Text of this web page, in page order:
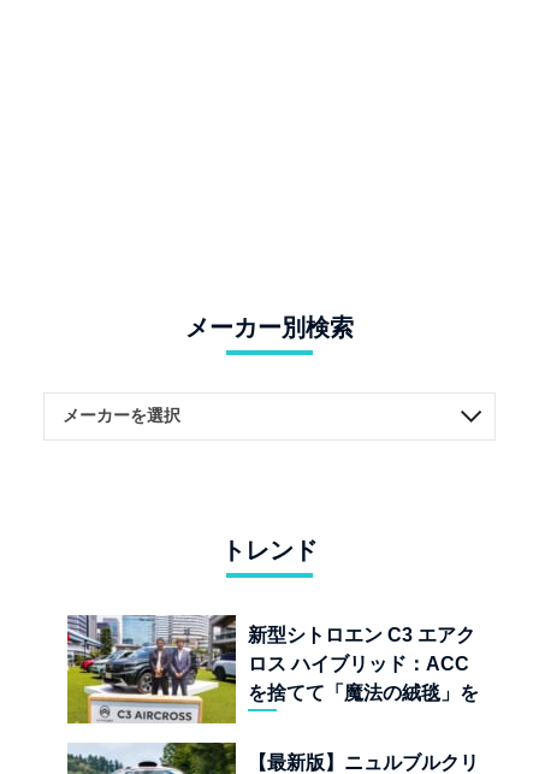
メーカー別検索
トレンド
新型シトロエン C3 エアク
ロス ハイブリッド：ACC
を捨てて「魔法の絨毯」を
児
【最新版】ニュルブルクリ